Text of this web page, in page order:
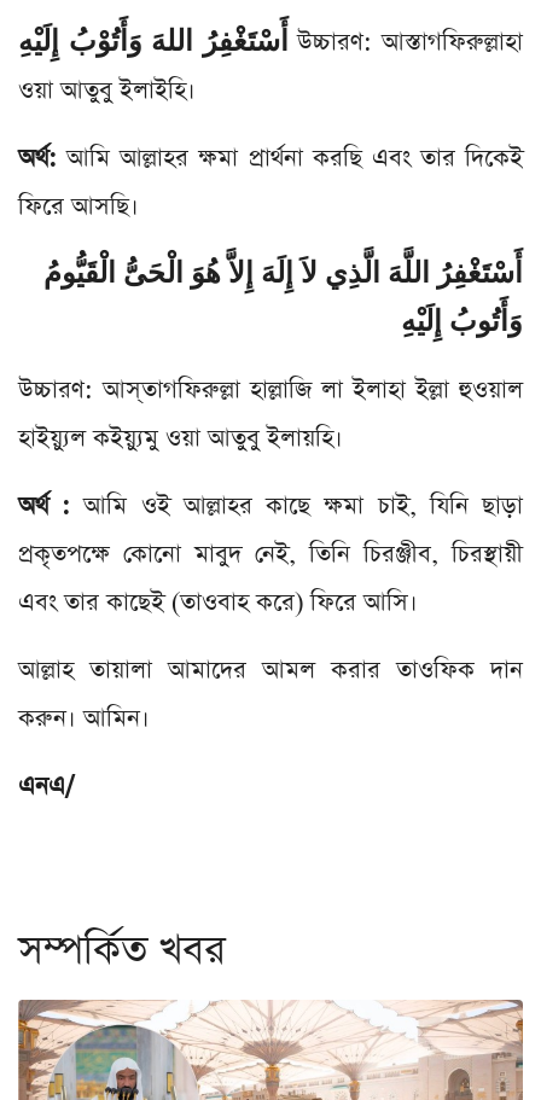
أَسْتَغْفِرُ اللهَ وَأَتُوْبُ إِلَيْهِ উচ্চারণ: আস্তাগফিরুল্লাহা
ওয়া আতুবু ইলাইহি।
অর্থ: আমি আল্লাহর ক্ষমা প্রার্থনা করছি এবং তার দিকেই
ফিরে আসছি।
أَسْتَغْفِرُ اللَّهَ الَّذِي لاَ إِلَهَ إِلاَّ هُوَ الْحَىُّ الْقَيُّومُ
وَأَتُوبُ إِلَيْهِ
উচ্চারণ: আস্‌তাগফিরুল্লা হাল্লাজি লা ইলাহা ইল্লা হুওয়াল
হাইয়্যুল কইয়্যুমু ওয়া আতুবু ইলায়হি।
অর্থ :আমি ওই আল্লাহর কাছে ক্ষমা চাই, যিনি ছাড়া
প্রকৃতপক্ষে কোনো মাবুদ নেই, তিনি চিরঞ্জীব, চিরস্থায়ী
এবং তার কাছেই (তাওবাহ করে) ফিরে আসি।
আল্লাহ তায়ালা আমাদের আমল করার তাওফিক দান
করুন। আমিন।
এনএ/
সম্পর্কিত খবর